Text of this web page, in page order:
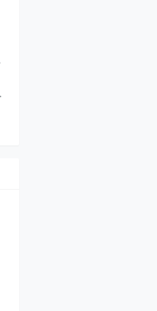
plu...